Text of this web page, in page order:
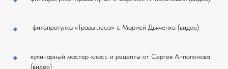
фитопрогулка «Травы леса» с Марией Дьяченко (видео)
кулинарный мастер-класс и рецепты от Сергея Апполонова
(видео)